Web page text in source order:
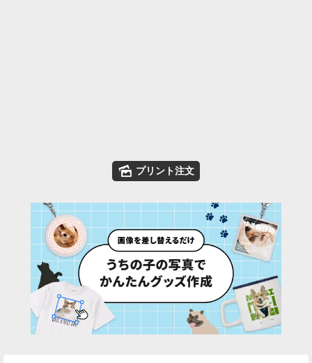
🌄 プリント注文